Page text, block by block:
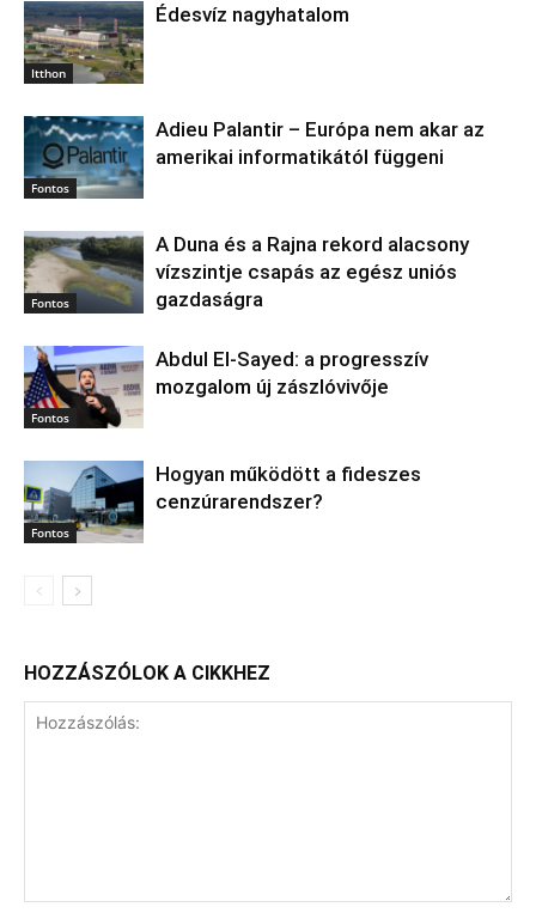
Itthon
Édesvíz nagyhatalom
Fontos
Adieu Palantir – Európa nem akar az
amerikai informatikától függeni
Fontos
A Duna és a Rajna rekord alacsony
vízszintje csapás az egész uniós
gazdaságra
Fontos
Abdul El‑Sayed: a progresszív
mozgalom új zászlóvivője
Fontos
Hogyan működött a fideszes
cenzúrarendszer?
HOZZÁSZÓLOK A CIKKHEZ